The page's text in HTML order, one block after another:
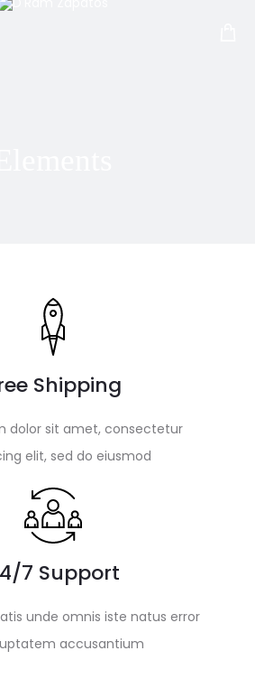
Shipping
dolor sit amet, consectetur
elit, sed do eiusmod
7 Support
unde omnis iste natus error
accusantium